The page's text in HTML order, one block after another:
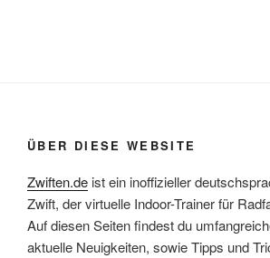
ÜBER DIESE WEBSITE
Zwiften.de ist ein inoffizieller
Zwift, der virtuelle Indoor-Trainer für
Auf diesen Seiten findest du
aktuelle Neuigkeiten, sowie Tipps und